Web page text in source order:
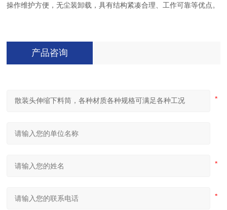
操作维护方便，无尘装卸载，具有结构紧凑合理、工作可靠等优点。
产品咨询